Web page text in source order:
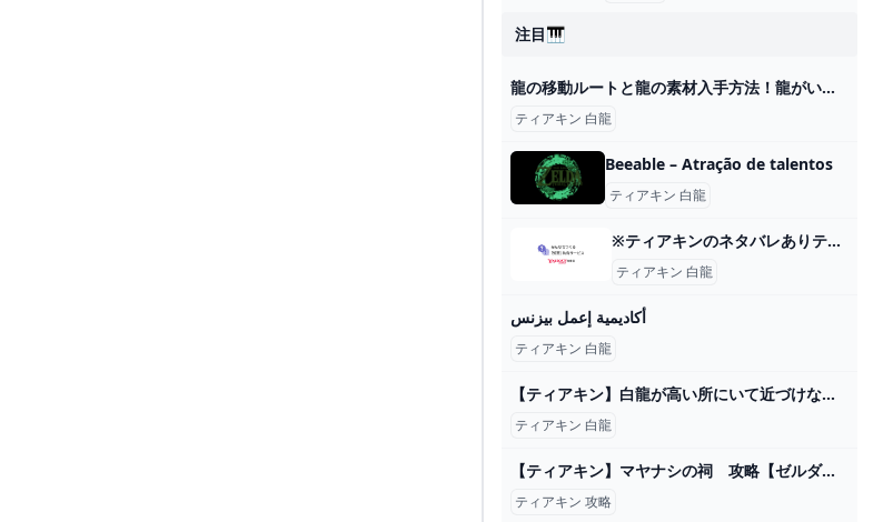
注目🎹
龍の移動ルートと龍の素材入手方法！龍がいないときの対処法について【ゼルダの伝説ティアーズオブザキングダム】 - YouTube
ティアキン 白龍
Beeable – Atração de talentos
ティアキン 白龍
※ティアキンのネタバレありティアキンの白龍はゼルダ姫だったこと... - Yahoo!知恵袋
ティアキン 白龍
أكاديمية إعمل بيزنس
ティアキン 白龍
【ティアキン】白龍が高い所にいて近づけないんだけど… ゼルダの伝説ティアキンまとめっち ゼルダの伝説ティアーズ オブ ザ キングダム
ティアキン 白龍
【ティアキン】マヤナシの祠 攻略【ゼルダの伝説】 - YouTube
ティアキン 攻略